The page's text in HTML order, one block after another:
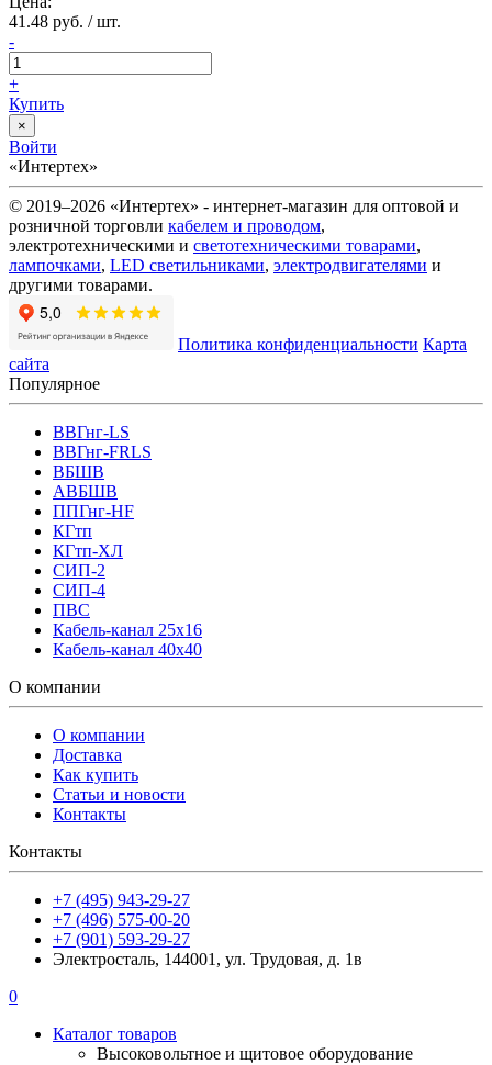
41.48 руб. / шт.
-
+
Купить
×
Войти
«Интертех»
© 2019–2026 «Интертех» - интернет-магазин для оптовой и
розничной торговли кабелем и проводом,
электротехническими и светотехническими товарами,
лампочками, LED светильниками, электродвигателями и
другими товарами.
Политика конфиденциальности Карта
сайта
Популярное
ВВГнг-LS
ВВГнг-FRLS
ВБШВ
АВБШВ
ППГнг-HF
КГтп
КГтп-ХЛ
СИП-2
СИП-4
ПВС
Кабель-канал 25х16
Кабель-канал 40х40
О компании
О компании
Доставка
Как купить
Статьи и новости
Контакты
Контакты
+7 (495) 943-29-27
+7 (496) 575-00-20
+7 (901) 593-29-27
Электросталь, 144001, ул. Трудовая, д. 1в
0
Каталог товаров
Высоковольтное и щитовое оборудование